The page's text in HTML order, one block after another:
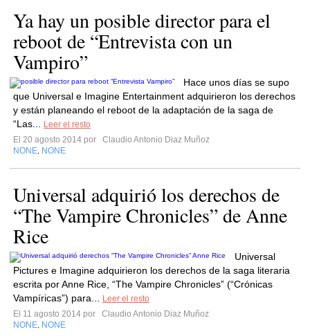
Ya hay un posible director para el
reboot de “Entrevista con un
Vampiro”
Hace unos días se supo
que Universal e Imagine Entertainment adquirieron los derechos
y están planeando el reboot de la adaptación de la saga de
“Las...
Leer el resto
El 20 agosto 2014 por
Claudio Antonio Diaz Muñoz
NONE NONE
Universal adquirió los derechos de
“The Vampire Chronicles” de Anne
Rice
Universal
Pictures e Imagine adquirieron los derechos de la saga literaria
escrita por Anne Rice, “The Vampire Chronicles” (“Crónicas
Vampíricas”) para...
Leer el resto
El 11 agosto 2014 por
Claudio Antonio Diaz Muñoz
NONE NONE